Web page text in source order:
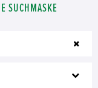
SUCHMASKE